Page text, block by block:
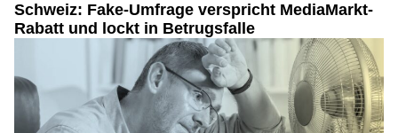
Schweiz: Fake-Umfrage verspricht MediaMarkt-
Rabatt und lockt in Betrugsfalle